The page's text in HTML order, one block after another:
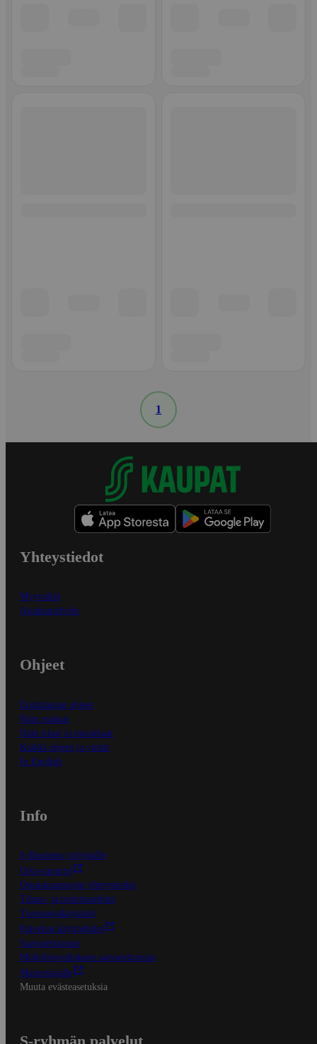
1
Yhteystiedot
Myymälät
Asiakaspalvelu
Ohjeet
Ensitilaajan ohjeet
Näin maksat
Näin tilaat ja muokkaat
Kaikki ohjeet ja vinkit
In English
Info
S-Business yrityksille
Oiva-raportit
Osuuskauppojen yhteystiedot
Tilaus- ja toimitusehdot
Tietosuojakäytäntö
Palvelun käyttöehdot
Saavutettavuus
Mobiilisovelluksen saavutettavuus
Mainostajalle
Muuta evästeasetuksia